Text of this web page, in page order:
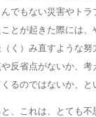
でもない災害やト
とが起きた際には
く）み直すような
反省点がないか、考
るのではないか、と
、これは、とても不